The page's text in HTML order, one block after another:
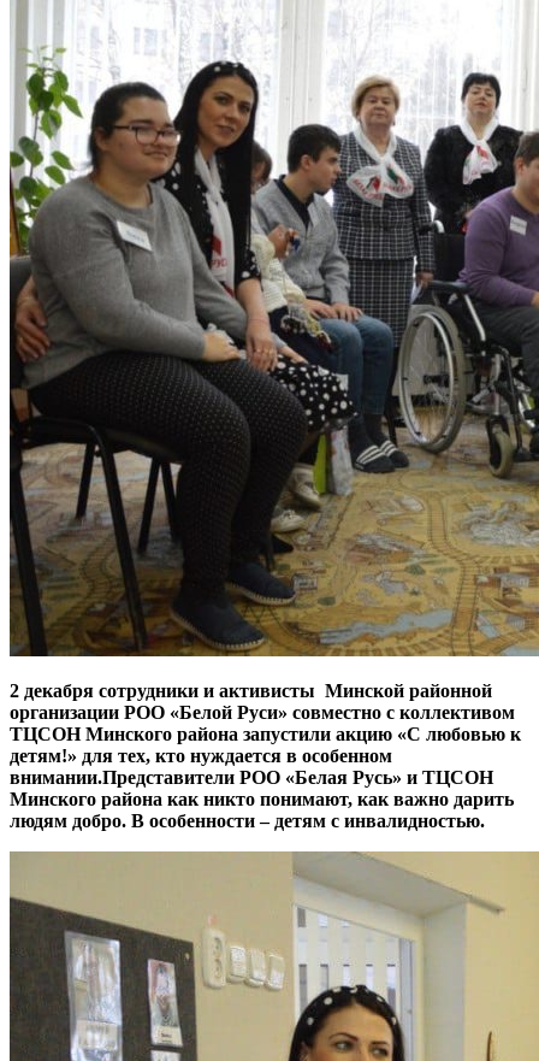
2 декабря сотрудники и активисты Минской районной
организации РОО «Белой Руси» совместно с коллективом
ТЦСОН Минского района запустили акцию «С любовью к
детям!» для тех, кто нуждается в особенном
внимании.Представители РОО «Белая Русь» и ТЦСОН
Минского района как никто понимают, как важно дарить
людям добро. В особенности – детям с инвалидностью.